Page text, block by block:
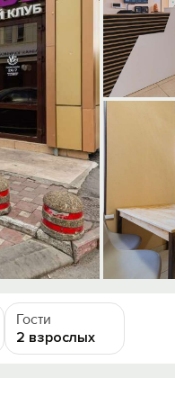
Гости
2 взрослых